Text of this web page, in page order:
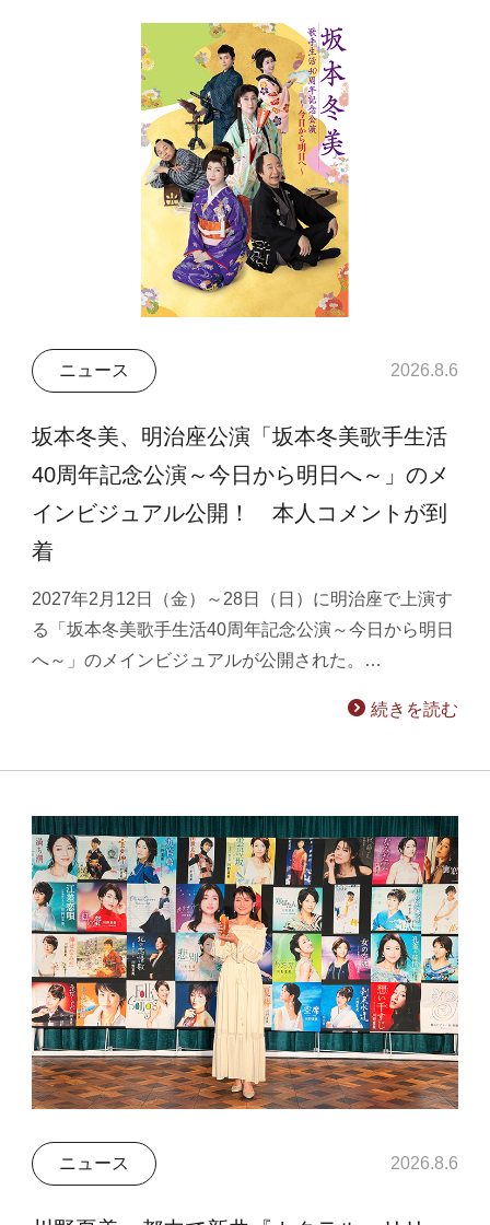
ニュース 2026.8.6
坂本冬美、明治座公演「坂本冬美歌手生活
40周年記念公演～今日から明日へ～」のメ
インビジュアル公開！ 本人コメントが到
着
2027年2月12日（金）～28日（日）に明治座で上演す
る「坂本冬美歌手生活40周年記念公演～今日から明日
へ～」のメインビジュアルが公開された。…
続きを読む
ニュース 2026.8.6